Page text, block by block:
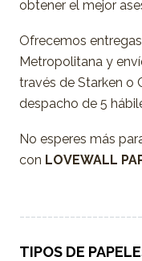
obtener el mejor
Ofrecemos
Metropolitana y
través de Starken o
despacho de 5
No esperes más
con LOVEWALL
TIPOS DE